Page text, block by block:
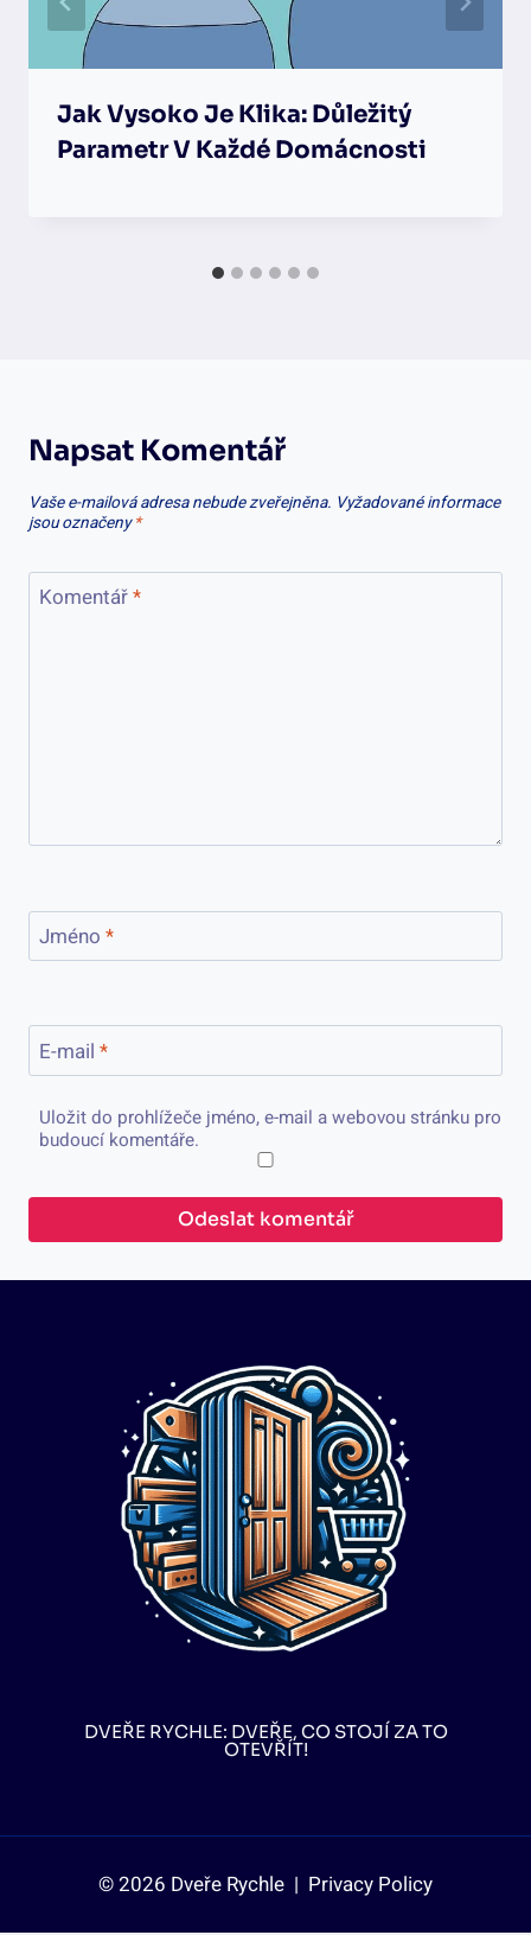
Jak Vysoko Je Klika: Důležitý
Parametr V Každé Domácnosti
Napsat Komentář
Vaše e-mailová adresa nebude zveřejněna. Vyžadované informace
jsou označeny*
Komentář*
Jméno *
E-mail *
Uložit do prohlížeče jméno, e-mail a webovou stránku pro
budoucí komentáře.
DVEŘE RYCHLE: DVEŘE, CO STOJÍ ZA TO
OTEVŘÍT!
© 2026 Dveře Rychle | Privacy Policy